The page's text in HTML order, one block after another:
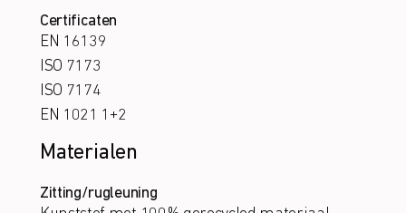
Certificaten
EN 16139
ISO 7173
ISO 7174
EN 1021 1+2
Materialen
Zitting/rugleuning